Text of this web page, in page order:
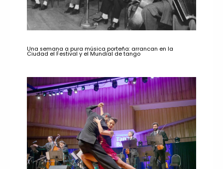
Una semana a pura música porteña: arrancan en la
Ciudad el Festival y el Mundial de tango